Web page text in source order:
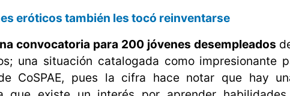
eróticos también les tocó reinventarse
convocatoria para 200 jóvenes desempleados
una situación catalogada como impresionante
CoSPAE, pues la cifra hace notar que hay